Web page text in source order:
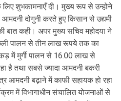
शुभकामनाएँ दी। मुख्य रूप से उन्होने
दोगुनी करते हुए किसान से उद्यमी
कही। अपर मुख्य सचिव महोदया ने
पालन से तीन लाख रूपये तक का
में मुर्गी पालन से 16.00 लाख से
है तथा सबसे ज्यादा आमदनी बकरी
आमदनी बढ़ाने में काफी सहायक हो रहा
में विभागाधीन संचालित योजनाओं से